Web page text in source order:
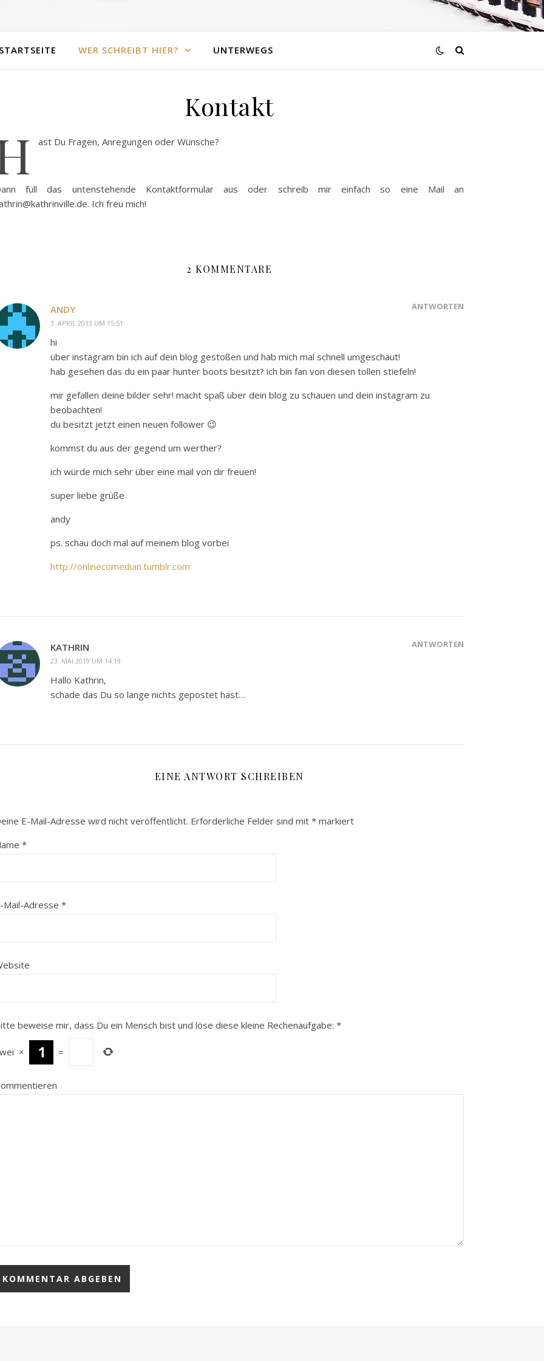
STARTSEITE WER SCHREIBT HIER? UNTERWEGS
Kontakt
ast Du Fragen, Anregungen oder Wünsche?
füll das untenstehende Kontaktformular aus oder schreib mir einfach so eine Mail an
Ich freu mich!
2 KOMMENTARE
ANDY
3. APRIL 2013 UM 15:51
ANTWORTEN
hi
über instagram bin ich auf dein blog gestoßen und hab mich mal schnell umgeschaut!
hab gesehen das du ein paar hunter boots besitzt? ich bin fan von diesen tollen stiefeln!
mir gefallen deine bilder sehr! macht spaß über dein blog zu schauen und dein instagram zu
beobachten!
du besitzt jetzt einen neuen follower 😉
kommst du aus der gegend um werther?
ich würde mich sehr über eine mail von dir freuen!
super liebe grüße
andy
ps. schau doch mal auf meinem blog vorbei
http://onlinecomedian.tumblr.com
KATHRIN
23. MAI 2019 UM 14:19
ANTWORTEN
Hallo Kathrin,
schade das Du so lange nichts gepostet hast…
EINE ANTWORT SCHREIBEN
E-Mail-Adresse wird nicht veröffentlicht. Erforderliche Felder sind mit * markiert
*
Mail-Adresse *
beweise mir, dass Du ein Mensch bist und löse diese kleine Rechenaufgabe: *
× =